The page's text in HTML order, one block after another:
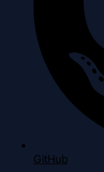
GitHub